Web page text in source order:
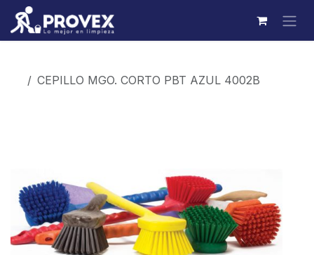
Ir al contenido
CEPILLO MGO. CORTO PBT AZUL 4002B